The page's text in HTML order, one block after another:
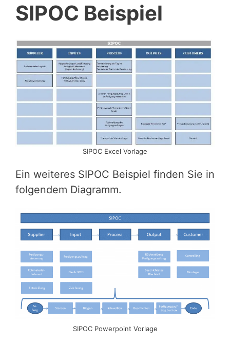
SIPOC Beispiel
SIPOC Excel Vorlage
Ein weiteres SIPOC Beispiel finden Sie in
folgendem Diagramm.
SIPOC Powerpoint Vorlage